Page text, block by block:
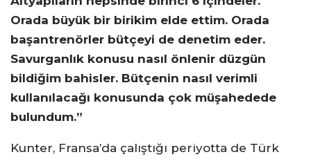
Orada büyük bir birikim elde ettim. Orada
başantrenörler bütçeyi de denetim eder.
Savurganlık konusu nasıl önlenir düzgün
bildiğim bahisler. Bütçenin nasıl verimli
kullanılacağı konusunda çok müşahedede
bulundum.”
Kunter, Fransa’da çalıştığı periyotta de Türk